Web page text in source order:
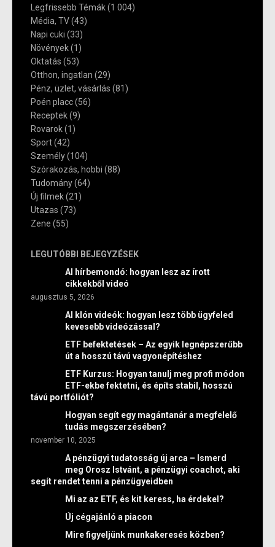
Legfrissebb Témák(1 004)
Média, TV(43)
Napi cuki (33)
Növények(1)
Oktatás (53)
Otthon, ingatlan (29)
Pénz, üzlet, vásárlás (81)
Poén placc(56)
Receptek(9)
Rovarok(1)
Sport(42)
Személy(104)
Szórakozás, hobbi (88)
Tudomány(64)
Új filmek(21)
Utazas (73)
Zene (55)
LEGUTÓBBI BEJEGYZÉSEK
AI hírbemondó: hogyan lesz az írott
cikkekből videó
augusztus 5, 2026
AI klón videók: hogyan lesz több ügyfeled
kevesebb videózással?
ETF befektetések – Az egyik legnépszerűbb
út a hosszú távú vagyonépítéshez
ETF Kurzus: Hogyan tanulj meg profi módon
ETF-ekbe fektetni, és építs stabil, hosszú
távú portfóliót?
Hogyan segít egy magántanár a megfelelő
tudás megszerzésében?
november 10, 2025
A pénzügyi tudatosság új arca – Ismerd
meg Orosz Istvánt, a pénzügyi coachot, aki
segít rendet tenni a pénzügyeidben
Mi az az ETF, és kit keress, ha érdekel?
Új cégajánló a piacon
Mire figyeljünk munkakeresés közben?